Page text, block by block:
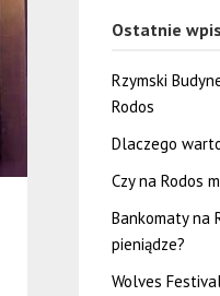
Ostatnie
Rzymski
Rodos
Dlaczego
Czy na Rodos
Bankomaty na
pieniądze?
Wolves